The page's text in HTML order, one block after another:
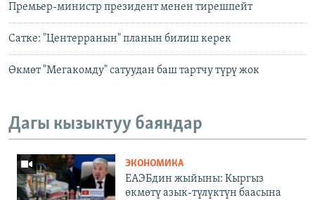
Премьер-министр президент менен тирешпейт
Сатке: "Центерранын" планын билиш керек
Өкмөт "Мегакомду" сатуудан баш тартчу түрү жок
Дагы кызыктуу баяндар
ЭКОНОМИКА
ЕАЭБдин жыйыны: Кыргыз
өкмөтү азык-түлүктүн баасына